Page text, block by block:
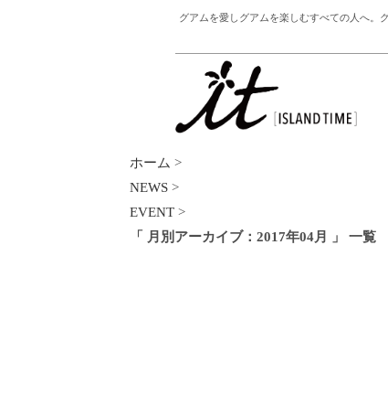
グアムを愛しグアムを楽しむすべての人へ。
ホーム >
NEWS >
EVENT >
「 月別アーカイブ：2017年04月 」 一覧